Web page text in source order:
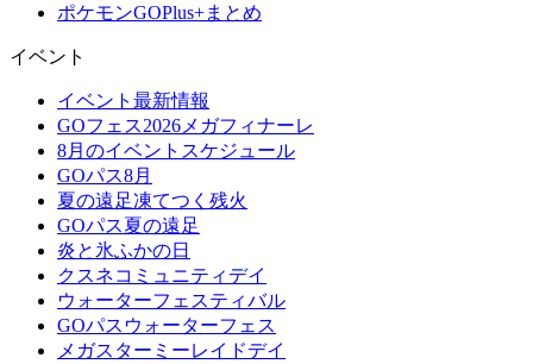
ポケモンGOPlus+まとめ
イベント
イベント最新情報
GOフェス2026メガフィナーレ
8月のイベントスケジュール
GOパス8月
夏の遠足凍てつく残火
GOパス夏の遠足
炎と氷ふかの日
クスネコミュニティデイ
ウォーターフェスティバル
GOパスウォーターフェス
メガスターミーレイドデイ